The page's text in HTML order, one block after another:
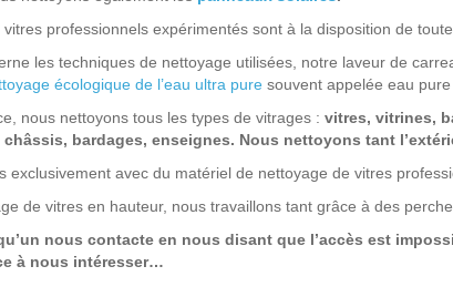
professionnels expérimentés sont à la disposition de
les techniques de nettoyage utilisées, notre laveur de
écologique de l’eau ultra pure souvent appelée eau
nous nettoyons tous les types de vitrages : vitres, vitrines,
bardages, enseignes. Nous nettoyons tant
exclusivement avec du matériel de nettoyage de vitres
de vitres en hauteur, nous travaillons tant grâce à des
nous contacte en nous disant que l’accès est
à nous intéresser…